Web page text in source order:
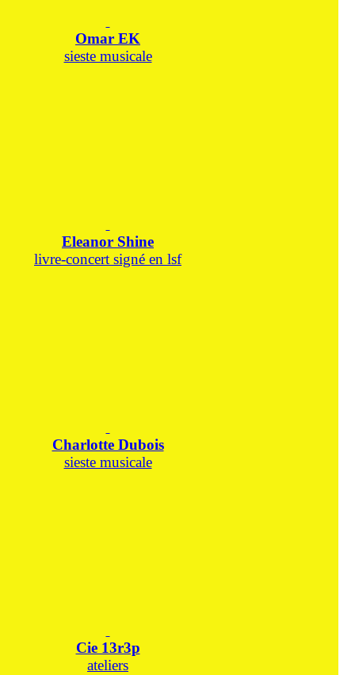
Omar EK
sieste musicale
Eleanor Shine
livre-concert signé en lsf
Charlotte Dubois
sieste musicale
Cie 13r3p
ateliers